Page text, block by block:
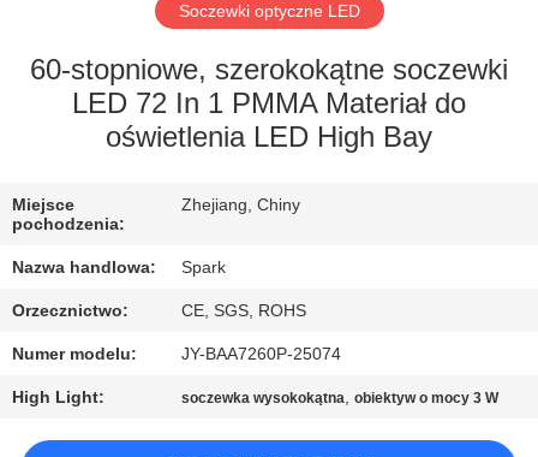
WYCIECZKA
PO
FABRYCE
JAKOŚCI
Z
NAMI
Soczewki optyczne LED
60-stopniowe, szerokokątne soczewki
LED 72 In 1 PMMA Materiał do
oświetlenia LED High Bay
Miejsce
pochodzenia:
Zhejiang, Chiny
Nazwa handlowa: Spark
Orzecznictwo: CE, SGS, ROHS
Numer modelu: JY-BAA7260P-25074
High Light: soczewka wysokokątna,obiektyw o mocy 3 W